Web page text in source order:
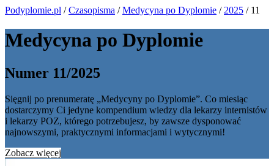
Podyplomie.pl /Czasopisma /Medycyna po Dyplomie / 2025 / 11
Medycyna po Dyplomie
Numer 11/2025
Sięgnij po prenumeratę „Medycyny po Dyplomie”. Co miesiąc
dostarczymy Ci jedyne kompendium wiedzy dla lekarzy internistów
i lekarzy POZ, którego potrzebujesz, by zawsze dysponować
najnowszymi, praktycznymi informacjami i wytycznymi!
Zobacz więcej